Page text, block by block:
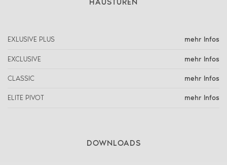
EXLUSIVE PLUS mehr Infos
EXCLUSIVE mehr Infos
CLASSIC mehr Infos
ELITE PIVOT mehr Infos
DOWNLOADS